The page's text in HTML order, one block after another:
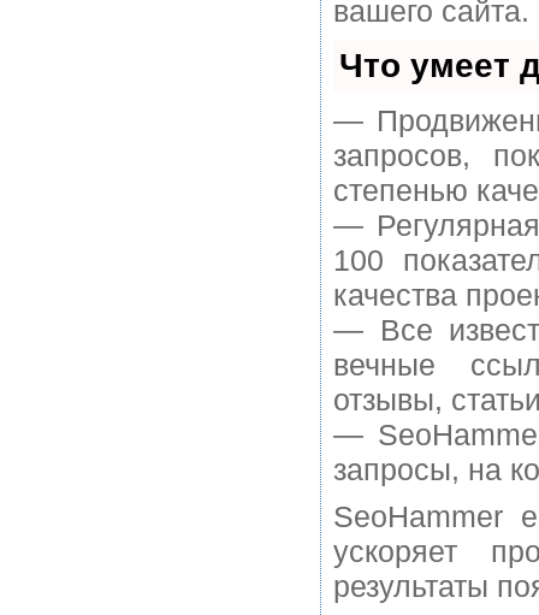
вашего сайта.
Что умеет
—
запросов,
степенью
—
100
качества
— Все
вечные
отзывы,
—
запросы, на
SeoHammer
ускоряет
результаты